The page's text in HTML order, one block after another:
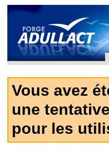
Vous avez
une
pour les